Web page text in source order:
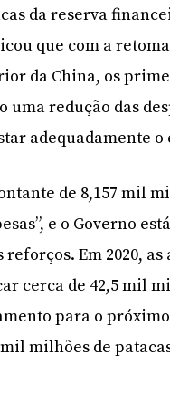
da reserva
que com a
da China, os
uma redução das
adequadamente
de 8,157 mil
e o Governo
reforços. Em 2020,
cerca de 42,5 mil
para o
mil milhões de